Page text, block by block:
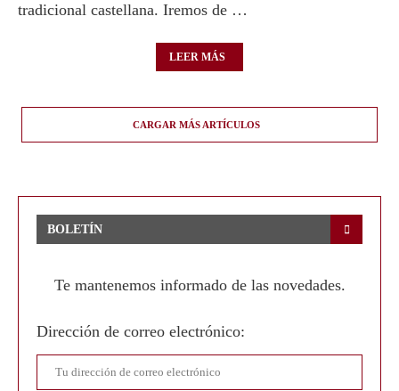
tradicional castellana. Iremos de …
LEER MÁS
CARGAR MÁS ARTÍCULOS
BOLETÍN
Te mantenemos informado de las novedades.
Dirección de correo electrónico: